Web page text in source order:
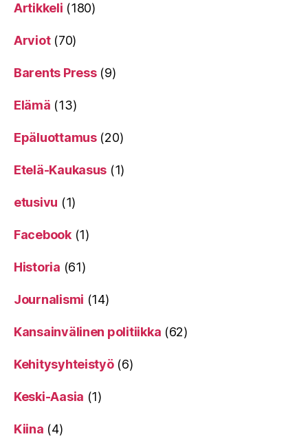
Artikkeli (180)
Arviot(70)
Barents Press(9)
Elämä (13)
Epäluottamus(20)
Etelä-Kaukasus (1)
etusivu (1)
Facebook(1)
Historia (61)
Journalismi (14)
Kansainvälinen politiikka (62)
Kehitysyhteistyö(6)
Keski-Aasia (1)
Kiina (4)